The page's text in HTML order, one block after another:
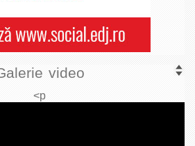
video
<p